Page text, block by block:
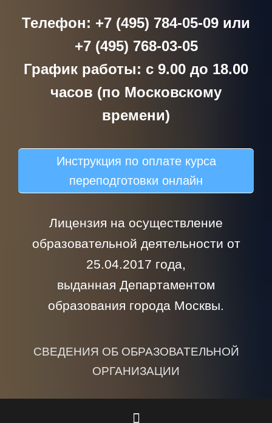
Телефон: +7 (495) 784-05-09 или
+7 (495) 768-03-05
График работы: с 9.00 до 18.00
часов (по Московскому
времени)
Инструкция по оплате курса
переподготовки онлайн
Лицензия на осуществление
образовательной деятельности от
25.04.2017 года,
выданная Департаментом
образования города Москвы.
СВЕДЕНИЯ ОБ ОБРАЗОВАТЕЛЬНОЙ
ОРГАНИЗАЦИИ